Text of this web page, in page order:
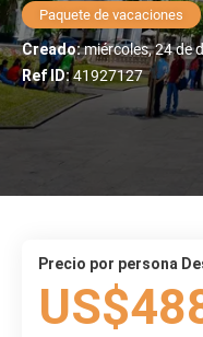
Paquete de vacaciones
Creado:miércoles, 24 de
Ref ID:41927127
precio por persona